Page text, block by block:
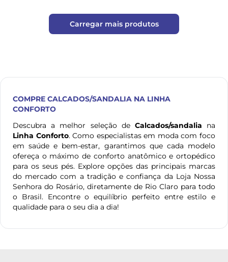
Carregar mais produtos
COMPRE CALCADOS/SANDALIA NA LINHA
CONFORTO
Descubra a melhor seleção de Calcados/sandalia na
Linha Conforto. Como especialistas em moda com foco
em saúde e bem-estar, garantimos que cada modelo
ofereça o máximo de conforto anatômico e ortopédico
para os seus pés. Explore opções das principais marcas
do mercado com a tradição e confiança da Loja Nossa
Senhora do Rosário, diretamente de Rio Claro para todo
o Brasil. Encontre o equilíbrio perfeito entre estilo e
qualidade para o seu dia a dia!